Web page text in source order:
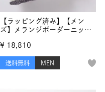
【ラッピング済み】【メン
ズ】メランジボーダーニッ
ロングパンツ セット
¥ 18,810
送料無料 MEN